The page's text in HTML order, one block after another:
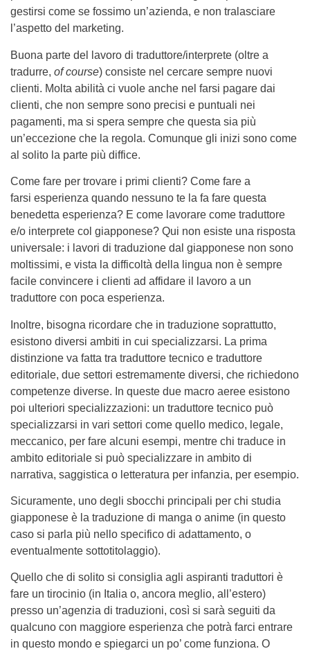
gestirsi come se fossimo un’azienda, e non tralasciare
l’aspetto del marketing.
Buona parte del lavoro di traduttore/interprete (oltre a
tradurre, of course) consiste nel cercare sempre nuovi
clienti. Molta abilità ci vuole anche nel farsi pagare dai
clienti, che non sempre sono precisi e puntuali nei
pagamenti, ma si spera sempre che questa sia più
un’eccezione che la regola. Comunque gli inizi sono come
al solito la parte più diffice.
Come fare per trovare i primi clienti? Come fare a
farsi esperienza quando nessuno te la fa fare questa
benedetta esperienza? E come lavorare come traduttore
e/o interprete col giapponese? Qui non esiste una risposta
universale: i lavori di traduzione dal giapponese non sono
moltissimi, e vista la difficoltà della lingua non è sempre
facile convincere i clienti ad affidare il lavoro a un
traduttore con poca esperienza.
Inoltre, bisogna ricordare che in traduzione soprattutto,
esistono diversi ambiti in cui specializzarsi. La prima
distinzione va fatta tra traduttore tecnico e traduttore
editoriale, due settori estremamente diversi, che richiedono
competenze diverse. In queste due macro aeree esistono
poi ulteriori specializzazioni: un traduttore tecnico può
specializzarsi in vari settori come quello medico, legale,
meccanico, per fare alcuni esempi, mentre chi traduce in
ambito editoriale si può specializzare in ambito di
narrativa, saggistica o letteratura per infanzia, per esempio.
Sicuramente, uno degli sbocchi principali per chi studia
giapponese è la traduzione di manga o anime (in questo
caso si parla più nello specifico di adattamento, o
eventualmente sottotitolaggio).
Quello che di solito si consiglia agli aspiranti traduttori è
fare un tirocinio (in Italia o, ancora meglio, all’estero)
presso un’agenzia di traduzioni, così si sarà seguiti da
qualcuno con maggiore esperienza che potrà farci entrare
in questo mondo e spiegarci un po’ come funziona. O